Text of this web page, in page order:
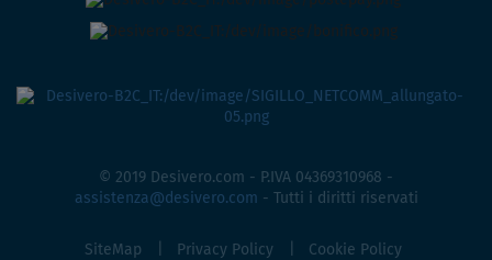
© 2019 Desivero.com - P.IVA 04369310968 -
assistenza@desivero.com - Tutti i diritti riservati
SiteMap Privacy Policy Cookie Policy